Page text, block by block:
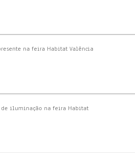
na feira Habitat Valência
de iluminação na feira Habitat